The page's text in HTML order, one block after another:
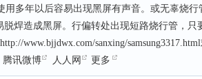
用多年以后容易出现黑屏有声音。或无辜烧
脱焊造成黑屏。行偏转处出现短路烧行管，只
www.bjjdwx.com/sanxing/
腾讯微博 人人网 更多